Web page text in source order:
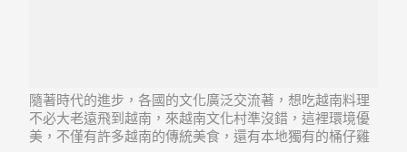
隨著時代的進步，各國的文化廣泛交流著，想吃越南料理
不必大老遠飛到越南，來越南文化村準沒錯，這裡環境優
美，不僅有許多越南的傳統美食，還有本地獨有的桶仔雞